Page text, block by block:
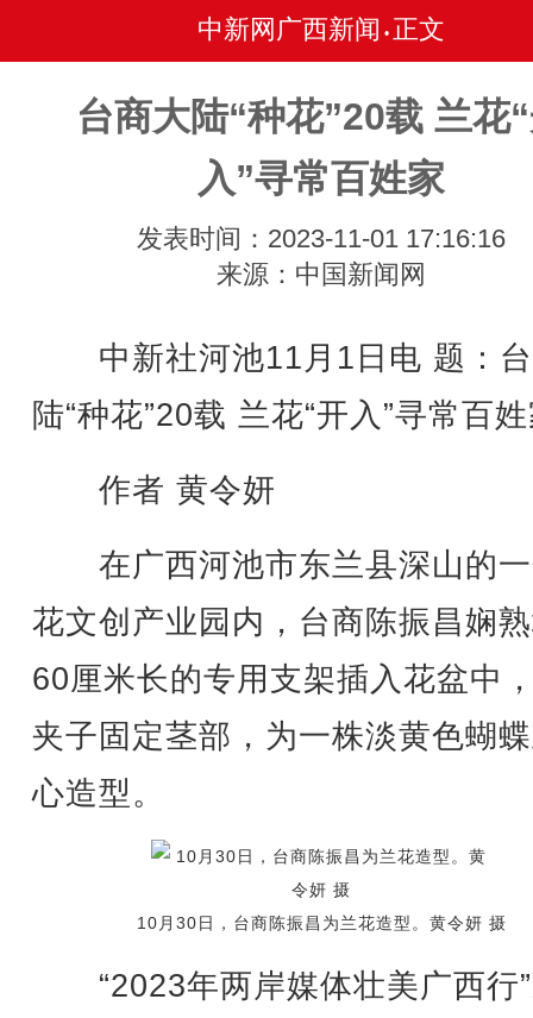
中新网广西新闻 • 正文
台商大陆“种花”20载 兰花
入”寻常百姓家
发表时间：2023-11-01 17:16:16
来源：中国新闻网
中新社河池11月1日电 题：
陆“种花”20载 兰花“开入”寻常百
作者 黄令妍
在广西河池市东兰县深山的
花文创产业园内，台商陈振昌娴
60厘米长的专用支架插入花盆中
夹子固定茎部，为一株淡黄色蝴
心造型。
10月30日，台商陈振昌为兰花造型。黄令妍 摄
“2023年两岸媒体壮美广西行